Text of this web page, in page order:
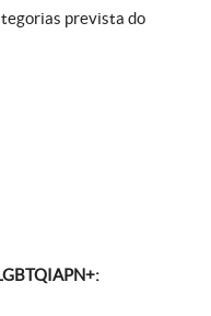
prevista do